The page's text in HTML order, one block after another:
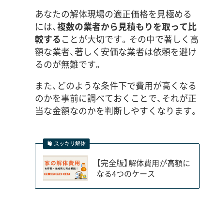
あなたの解体現場の適正価格を見極める
には、複数の業者から見積もりを取って比
較することが大切です。その中で著しく高
額な業者、著しく安価な業者は依頼を避け
るのが無難です。
また、どのような条件下で費用が高くなる
のかを事前に調べておくことで、それが正
当な金額なのかを判断しやすくなります。
スッキリ解体
【完全版】解体費用が高額に
なる4つのケース